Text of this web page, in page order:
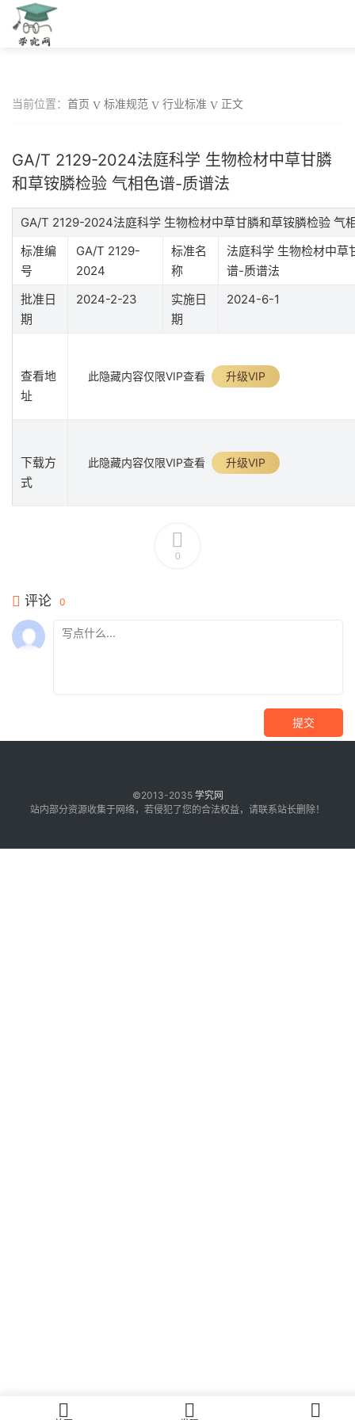
当前位置： 首页 标准规范 行业标准 正文
GA/T 2129-2024法庭科学 生物检材中草甘膦
和草铵膦检验 气相色谱-质谱法
GA/T 2129-2024法庭科学 生物检材中草甘膦和草铵膦检验 气
标准编
号
GA/T 2129-
2024
标准名
称
法庭科学 生物检材中草
谱-质谱法
批准日
期
2024-2-23
实施日
期
2024-6-1
查看地
址
此隐藏内容仅限VIP查看 升级VIP
下载方
式
此隐藏内容仅限VIP查看 升级VIP
0
评论 0
提交
©2013-2035 学究网
站内部分资源收集于网络，若侵犯了您的合法权益，请联系站长删除！